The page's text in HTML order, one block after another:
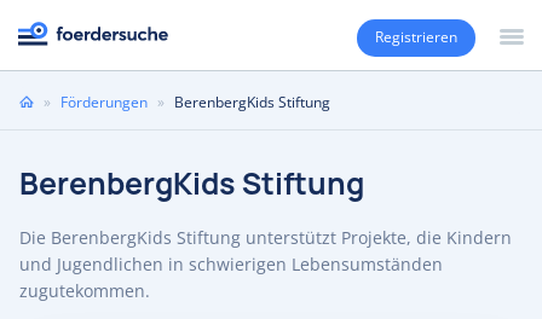
Registrieren
Sie» Förderungen » BerenbergKids Stiftung
BerenbergKids Stiftung
Die BerenbergKids Stiftung unterstützt Projekte, die Kindern
und Jugendlichen in schwierigen Lebensumständen
zugutekommen.